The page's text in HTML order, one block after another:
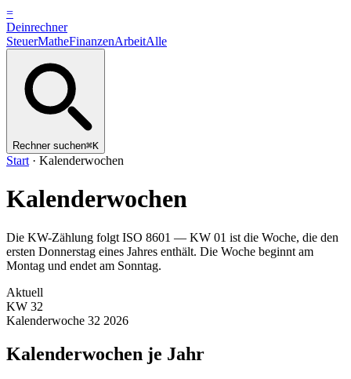
=
Deinrechner
SteuerMatheFinanzenArbeitAlle
Rechner suchen⌘K
Start · Kalenderwochen
Kalenderwochen
Die KW-Zählung folgt ISO 8601 — KW 01 ist die Woche, die den
ersten Donnerstag eines Jahres enthält. Die Woche beginnt am
Montag und endet am Sonntag.
Aktuell
KW 32
Kalenderwoche 32 2026
Kalenderwochen je Jahr